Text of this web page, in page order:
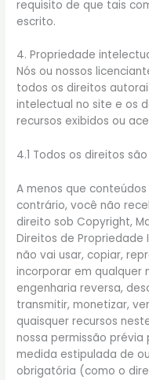
requisito de que tais
escrito.
4. Propriedade
Nós ou nossos
todos os direitos
intelectual no site e os
recursos exibidos ou
4.1 Todos os direitos
A menos que
contrário, você não
direito sob Copyright,
Direitos de Propriedade
não vai usar, copiar,
incorporar em qualquer
engenharia reversa,
transmitir, monetizar,
quaisquer recursos
nossa permissão
medida estipulada de
obrigatória (como o